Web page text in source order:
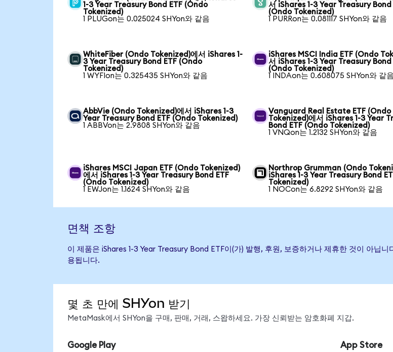
1-3 Year Treasury Bond ETF (Ondo
Tokenized)
1 PLUGon는 0.025024 SHYon와 같음
서 iShares 1-3 Year Treasury Bond
(Ondo Tokenized)
1 PURRon는 0.081117 SHYon와 같음
WhiteFiber (Ondo Tokenized)에서 iShares 1-
3 Year Treasury Bond ETF (Ondo
Tokenized)
1 WYFIon는 0.325435 SHYon와 같음
iShares MSCI India ETF (Ondo
서 iShares 1-3 Year Treasury Bond
(Ondo Tokenized)
1 INDAon는 0.608075 SHYon와 같음
AbbVie (Ondo Tokenized)에서 iShares 1-3
Year Treasury Bond ETF (Ondo Tokenized)
1 ABBVon는 2.9808 SHYon와 같음
Vanguard Real Estate ETF (Ondo
Tokenized)에서 iShares 1-3 Year
Bond ETF (Ondo Tokenized)
1 VNQon는 1.2132 SHYon와 같음
iShares MSCI Japan ETF (Ondo Tokenized)
에서 iShares 1-3 Year Treasury Bond ETF
(Ondo Tokenized)
1 EWJon는 1.1624 SHYon와 같음
Northrop Grumman (Ondo
iShares 1-3 Year Treasury Bond
Tokenized)
1 NOCon는 6.8292 SHYon와 같음
면책 조항
이 제품은 iShares 1-3 Year Treasury Bond ETF이(가) 발행, 후원, 보증하거나 제휴한 것이 아닙
용됩니다.
몇 초 만에 SHYon 받기
MetaMask에서 SHYon을 구매, 판매, 거래, 스왑하세요. 가장 신뢰받는 암호화폐 지갑.
Google Play App Store